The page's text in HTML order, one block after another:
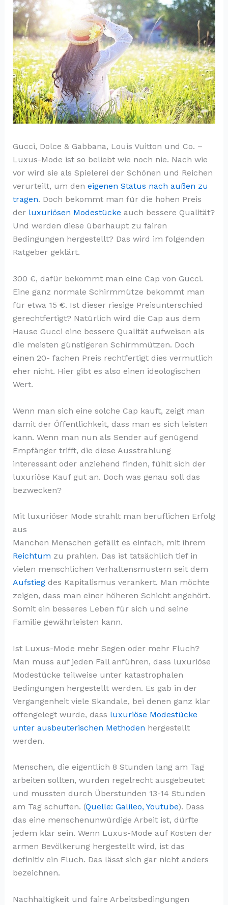
Gucci, Dolce & Gabbana, Louis Vuitton und Co. –
Luxus-Mode ist so beliebt wie noch nie. Nach wie
vor wird sie als Spielerei der Schönen und Reichen
verurteilt, um den eigenen Status nach außen zu
tragen. Doch bekommt man für die hohen Preis
der luxuriösen Modestücke auch bessere Qualität?
Und werden diese überhaupt zu fairen
Bedingungen hergestellt? Das wird im folgenden
Ratgeber geklärt.
300 €, dafür bekommt man eine Cap von Gucci.
Eine ganz normale Schirmmütze bekommt man
für etwa 15 €. Ist dieser riesige Preisunterschied
gerechtfertigt? Natürlich wird die Cap aus dem
Hause Gucci eine bessere Qualität aufweisen als
die meisten günstigeren Schirmmützen. Doch
einen 20- fachen Preis rechtfertigt dies vermutlich
eher nicht. Hier gibt es also einen ideologischen
Wert.
Wenn man sich eine solche Cap kauft, zeigt man
damit der Öffentlichkeit, dass man es sich leisten
kann. Wenn man nun als Sender auf genügend
Empfänger trifft, die diese Ausstrahlung
interessant oder anziehend finden, fühlt sich der
luxuriöse Kauf gut an. Doch was genau soll das
bezwecken?
Mit luxuriöser Mode strahlt man beruflichen Erfolg
aus
Manchen Menschen gefällt es einfach, mit ihrem
Reichtum zu prahlen. Das ist tatsächlich tief in
vielen menschlichen Verhaltensmustern seit dem
Aufstiegdes Kapitalismus verankert. Man möchte
zeigen, dass man einer höheren Schicht angehört.
Somit ein besseres Leben für sich und seine
Familie gewährleisten kann.
Ist Luxus-Mode mehr Segen oder mehr Fluch?
Man muss auf jeden Fall anführen, dass luxuriöse
Modestücke teilweise unter katastrophalen
Bedingungen hergestellt werden. Es gab in der
Vergangenheit viele Skandale, bei denen ganz klar
offengelegt wurde, dass luxuriöse Modestücke
unter ausbeuterischen Methoden hergestellt
werden.
Menschen, die eigentlich 8 Stunden lang am Tag
arbeiten sollten, wurden regelrecht ausgebeutet
und mussten durch Überstunden 13-14 Stunden
am Tag schuften. (Quelle: Galileo, Youtube). Dass
das eine menschenunwürdige Arbeit ist, dürfte
jedem klar sein. Wenn Luxus-Mode auf Kosten der
armen Bevölkerung hergestellt wird, ist das
definitiv ein Fluch. Das lässt sich gar nicht anders
bezeichnen.
Nachhaltigkeit und faire Arbeitsbedingungen